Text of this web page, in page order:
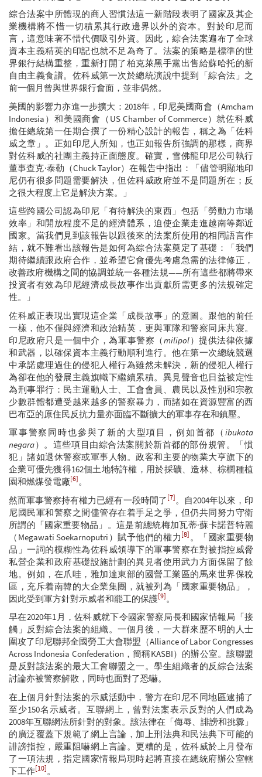
綜合法案中所體現的商人習慣法這一新階段表明了國家及其企
業機構將不惜一切積累其行政邊界以外的資本。對於印尼而
言，這意味著不惜代價吸引外資。因此，綜合法案遍布了全球
資本主義精英的印記也就不足為奇了。法案的策略是標準的世
界銀行結構重整，重新打開了柏克萊黑手黨出售給蘇哈托的新
自由主義食譜。佐科威第一次於總統演說中提到「綜合法」之
前一個月曾與世界銀行會面，並非偶然。
美國的影響力亦進一步擴大：2018年，印尼美國商會（Amcham
Indonesia）和美國商會（US Chamber of Commerce）就佐科威
擔任總統第一任期合撰了一份精心設計的報告，稱之為「佐科
威之章」。正如印尼人所知，也正如報告所強調的那樣，商界
對佐科威的社團主義持正面態度。確實，雪佛龍印尼公司執行
董事查克·泰勒（Chuck Taylor）在報告中指出：「儘管明顯地印
尼仍有很多問題需要解決，但佐科威政府並不是問題所在；反
之很大程度上它是解決方案。」
這些跨國公司認為印尼「有待解決的東西」包括「勞動力市場
效率」和開放程度不足的經濟體系，迫使企業走進越南等鄰近
國家。當我們見到該報告以跟後來的法案所使用的相同語言作
結，就不難看出該報告是如何為綜合法案奠定了基礎：「我們
期待繼續跟政府合作，並希望它會優先考慮急需的法律修正，
改善政府機構之間的協調並統一各種法規——所有這些都將帶來
投資者有效為印尼經濟成長故事作出貢獻所需更多的法規確定
性。」
佐科威正表現出實現這企業「成長故事」的意圖。跟他的前任
一樣，他不僅與經濟和政治精英，更與軍隊和警察同床共寢。
印尼政府只是一個中介，為軍事警察（milipol）提供法律依據
和武器，以確保資本主義行動順利進行。他在第一次總統競選
中承諾處理過住的侵犯人權行為雖然未解決，新的侵犯人權行
為卻在他的發展主義旗幟下繼續累積。異見聲音也日益被定性
為刑事罪行：民主運動人士、工會會員、農民以及性別和宗教
少數群體都遭受越來越多的警察暴力，而諸如在資源豐富的西
巴布亞的原住民反抗力量亦面臨不斷擴大的軍事存在和鎮壓。
軍事警察同時也參與了新的大型項目，例如首都（ ibukota
negara）。這些項目由綜合法案關於新首都的部份規管。「慣
犯」諸如退休警察或軍事人物。政客和主要的物業大亨旗下的
企業可優先獲得162個土地特許權，用於採礦、造林、棕櫚種植
園和燃煤發電廠[6]。
然而軍事警察持有權力已經有一段時間了 [7] 。自2004年以來，印
尼國民軍和警察之間儘管存在着手足之爭，但仍共同努力守衛
所謂的「國家重要物品」。這是前總統梅加瓦蒂·蘇卡諾普特麗
（Megawati Soekarnoputri）賦予他們的權力 [8] 。「國家重要物
品」一詞的模糊性為佐科威領導下的軍事警察在對被指控威脅
私營企業和政府基礎設施計劃的異見者使用武力方面保留了餘
地。例如，在爪哇，雅加達東部的國營工業區的馬來世界保稅
區，充斥着南韓的大企業集團，就被列為「國家重要物品」，
因此受到軍方針對示威者和罷工的保護[9] 。
早在2020年1月，佐科威就下令國家警察局長和國家情報局「接
觸」反對綜合法案的組織。一個月後，一大群來歷不明的人士
圍攻了印尼聯邦全國勞工大會聯盟（Alliance of Labor Congresses
Across Indonesia Confederation，簡稱KASBI）的辦公室。該聯盟
是反對該法案的最大工會聯盟之一。學生組織者的反綜合法案
討論亦被警察解散，同時也面對了恐嚇。
在上個月針對法案的示威活動中，警方在印尼不同地區逮捕了
至少150名示威者。互聯網上，曾對法案表示反對的人們成為
2008年互聯網法所針對的對象。該法律在「侮辱、誹謗和挑釁」
的廣泛覆蓋下規範了網上言論，加上刑法典和民法典下可能的
誹謗指控，嚴重阻嚇網上言論。更糟的是，佐科威於上月發布
了一項法規，指定國家情報局現時起將直接在總統府辦公室轄
下工作[10] 。